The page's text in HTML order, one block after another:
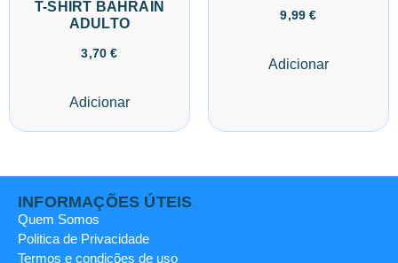
T-SHIRT BAHRAIN
ADULTO
3,70€
Adicionar
9,99€
Adicionar
INFORMAÇÕES ÚTEIS
Quem Somos
Politica de Privacidade
Termos e condições de uso